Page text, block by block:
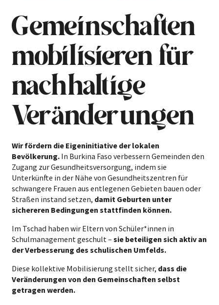
Gemeinschaften
mobilisieren für
nachhaltige
Veränderungen
Wir fördern die Eigeninitiative der lokalen
Bevölkerung. In Burkina Faso verbessern Gemeinden den
Zugang zur Gesundheitsversorgung, indem sie
Unterkünfte in der Nähe von Gesundheitszentren für
schwangere Frauen aus entlegenen Gebieten bauen oder
Straßen instand setzen, damit Geburten unter
sichereren Bedingungen stattfinden können.
Im Tschad haben wir Eltern von Schüler*innen in
Schulmanagement geschult – sie beteiligen sich aktiv an
der Verbesserung des schulischen Umfelds.
Diese kollektive Mobilisierung stellt sicher, dass die
Veränderungen von den Gemeinschaften selbst
getragen werden.